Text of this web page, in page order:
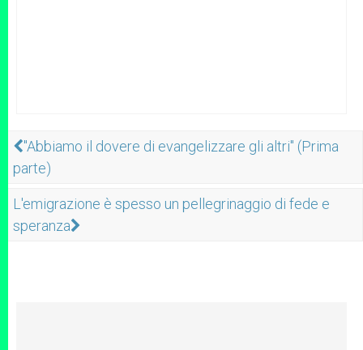
"Abbiamo il dovere di evangelizzare gli altri" (Prima
parte)
L'emigrazione è spesso un pellegrinaggio di fede e
speranza